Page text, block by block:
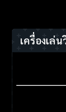
เครื่องเล่น